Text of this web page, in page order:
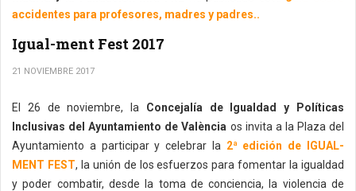
accidentes para profesores, madres y padres..
Igual-ment Fest 2017
21 NOVIEMBRE 2017
El 26 de noviembre, la Concejalía de Igualdad y Políticas
Inclusivas del Ayuntamiento de València os invita a la Plaza del
Ayuntamiento a participar y celebrar la 2ª edición de IGUAL-
MENT FEST, la unión de los esfuerzos para fomentar la igualdad
y poder combatir, desde la toma de conciencia, la violencia de